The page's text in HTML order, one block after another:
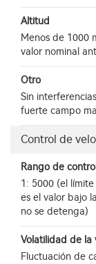
Altitud
Menos de 1000
valor nominal
Otro
Sin
fuerte campo
Control de
Rango de
1: 5000 (el
es el valor bajo
no se detenga)
Volatilidad de la
Fluctuación de